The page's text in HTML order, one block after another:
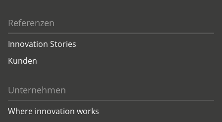
Referenzen
Innovation Stories
Kunden
Unternehmen
Where innovation works